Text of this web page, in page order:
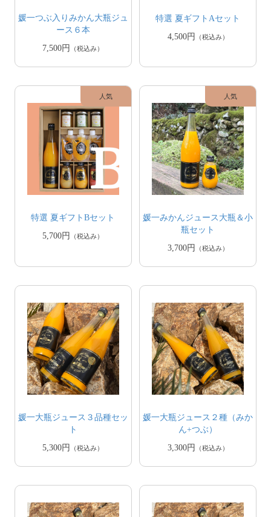
媛一つぶ入りみかん大瓶ジュ
ース６本
7,500円
（税込み）
特選 夏ギフトAセット
4,500円
（税込み）
特選 夏ギフトBセット
5,700円
（税込み）
媛一みかんジュース大瓶＆小
瓶セット
3,700円
（税込み）
媛一大瓶ジュース３品種セッ
ト
5,300円
（税込み）
媛一大瓶ジュース２種（みか
ん+つぶ）
3,300円
（税込み）